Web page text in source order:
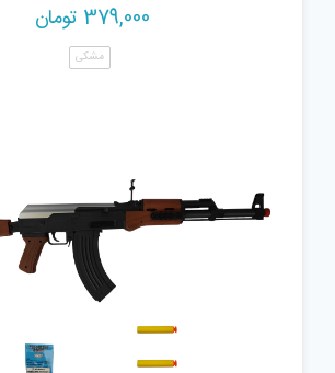
379,000 تومان
مشکی